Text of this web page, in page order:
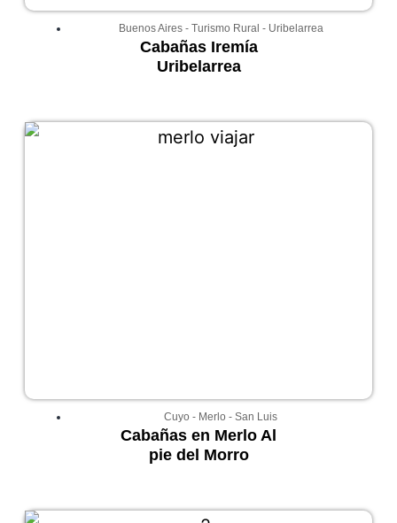
Buenos Aires- Turismo Rural - Uribelarrea
Cabañas Iremía
Uribelarrea
Cuyo - Merlo - San Luis
Cabañas en Merlo Al
pie del Morro